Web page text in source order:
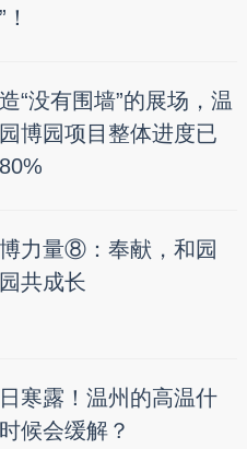
“没有围墙”的展场，温
博园项目整体进度已
力量⑧：奉献，和园
共成长
寒露！温州的高温什
候会缓解？